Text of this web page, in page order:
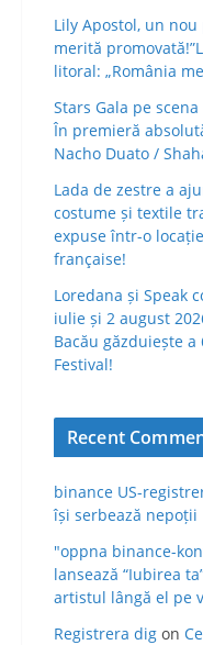
Lily Apostol, un
merită
litoral: „România
Stars Gala pe
În premieră
Nacho Duato /
Lada de zestre a
costume și textile
expuse într-o
française!
Loredana și Speak
iulie și 2 august
Bacău găzduiește
Festival!
Recent
binance US-
își serbează nepoții
"oppna binance-
lansează “Iubirea
artistul lângă el pe
Registrera dig on